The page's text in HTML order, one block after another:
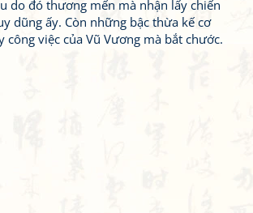
do đó thương mến mà nhận lấy chiến
dũng ấy. Còn những bậc thừa kế cơ
công việc của Vũ Vương mà bắt chước.